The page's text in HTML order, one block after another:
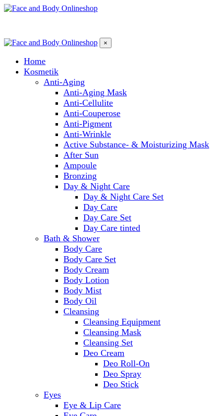
×
Home
Kosmetik
Anti-Aging
Anti-Aging Mask
Anti-Cellulite
Anti-Couperose
Anti-Pigment
Anti-Wrinkle
Active Substance- & Moisturizing Mask
After Sun
Ampoule
Bronzing
Day & Night Care
Day & Night Care Set
Day Care
Day Care Set
Day Care tinted
Bath & Shower
Body Care
Body Care Set
Body Cream
Body Lotion
Body Mist
Body Oil
Cleansing
Cleansing Equipment
Cleansing Mask
Cleansing Set
Deo Cream
Deo Roll-On
Deo Spray
Deo Stick
Eyes
Eye & Lip Care